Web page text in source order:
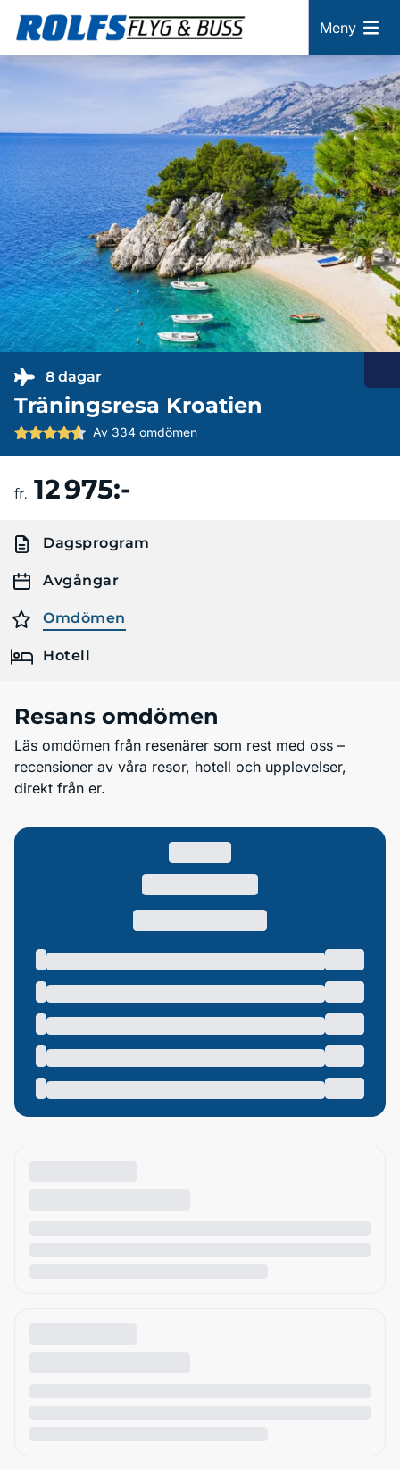
Meny
8 dagar
Träningsresa Kroatien
Av 334 omdömen
fr. 12 975:-
Dagsprogram
Avgångar
Omdömen
Hotell
Resans omdömen
Läs omdömen från resenärer som rest med oss –
recensioner av våra resor, hotell och upplevelser,
direkt från er.